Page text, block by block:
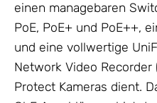
einen managebaren
PoE, PoE+ und PoE++,
und eine vollwertige
Network Video Recorder
Protect Kameras dient.